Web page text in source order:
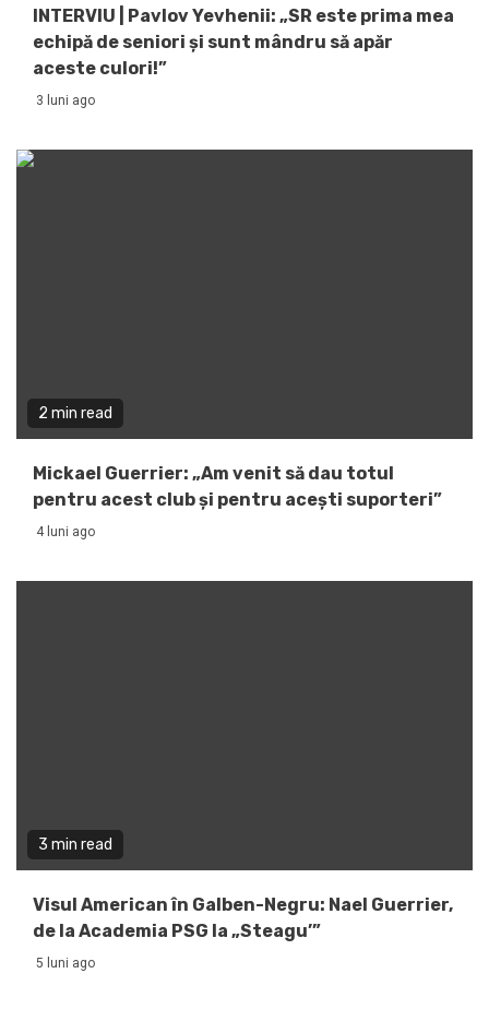
INTERVIU | Pavlov Yevhenii: „SR este prima mea
echipă de seniori și sunt mândru să apăr
aceste culori!”
3 luni ago
2 min read
Mickael Guerrier: „Am venit să dau totul
pentru acest club și pentru acești suporteri”
4 luni ago
3 min read
Visul American în Galben-Negru: Nael Guerrier,
de la Academia PSG la „Steagu’”
5 luni ago